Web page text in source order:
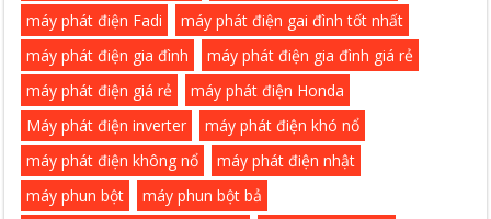
máy phát điện Fadi
máy phát điện gai đình tốt nhất
máy phát điện gia đình
máy phát điện gia đình giá rẻ
máy phát điện giá rẻ
máy phát điện Honda
Máy phát điện inverter
máy phát điện khó nổ
máy phát điện không nổ
máy phát điện nhật
máy phun bột
máy phun bột bả